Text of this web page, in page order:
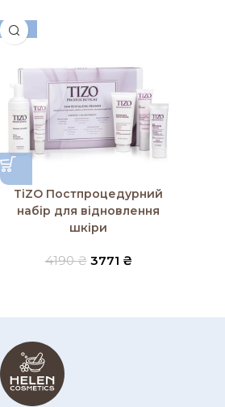
-10%
TiZO Постпроцедурний
набір для відновлення
шкіри
4190₴ 3771 ₴